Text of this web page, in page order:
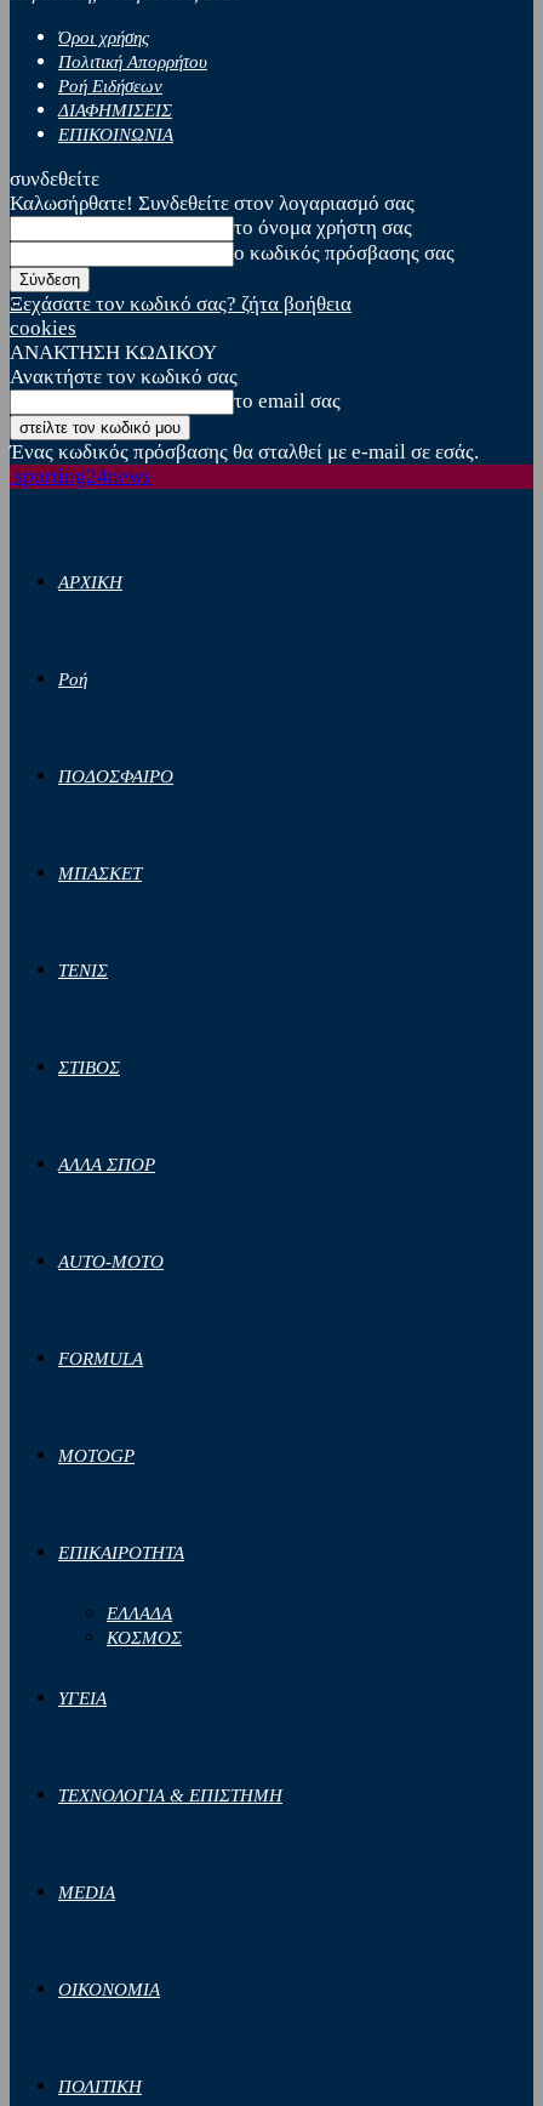
Όροι χρήσης
Πολιτική Απορρήτου
Ροή Ειδήσεων
ΔΙΑΦΗΜΙΣΕΙΣ
ΕΠΙΚΟΙΝΩΝΙΑ
συνδεθείτε
Καλωσήρθατε! Συνδεθείτε στον λογαριασμό σας
το όνομα χρήστη σας
ο κωδικός πρόσβασης σας
Ξεχάσατε τον κωδικό σας? ζήτα βοήθεια
cookies
ΑΝΑΚΤΗΣΗ ΚΩΔΙΚΟΥ
Ανακτήστε τον κωδικό σας
το email σας
Ένας κωδικός πρόσβασης θα σταλθεί με e-mail σε εσάς.
sporting24news
ΑΡΧΙΚΗ
Ροή
ΠΟΔΟΣΦΑΙΡΟ
ΜΠΑΣΚΕΤ
ΤΕΝΙΣ
ΣΤΙΒΟΣ
ΑΛΛΑ ΣΠΟΡ
AUTO-MOTO
FORMULA
MOTOGP
ΕΠΙΚΑΙΡΟΤΗΤΑ
ΕΛΛΑΔΑ
ΚΟΣΜΟΣ
ΥΓΕΙΑ
ΤΕΧΝΟΛΟΓΙΑ & ΕΠΙΣΤΗΜΗ
MEDIA
ΟΙΚΟΝΟΜΙΑ
ΠΟΛΙΤΙΚΗ